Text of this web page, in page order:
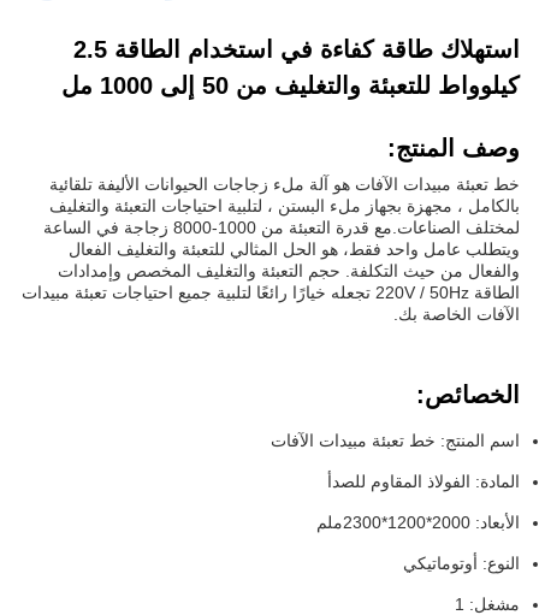
استهلاك طاقة كفاءة في استخدام الطاقة 2.5
كيلوواط للتعبئة والتغليف من 50 إلى 1000 مل
وصف المنتج:
خط تعبئة مبيدات الآفات هو آلة ملء زجاجات الحيوانات الأليفة تلقائية
بالكامل ، مجهزة بجهاز ملء البستن ، لتلبية احتياجات التعبئة والتغليف
لمختلف الصناعات.مع قدرة التعبئة من 1000-8000 زجاجة في الساعة
ويتطلب عامل واحد فقط، هو الحل المثالي للتعبئة والتغليف الفعال
والفعال من حيث التكلفة. حجم التعبئة والتغليف المخصص وإمدادات
الطاقة 220V / 50Hz تجعله خيارًا رائعًا لتلبية جميع احتياجات تعبئة مبيدات
الآفات الخاصة بك.
الخصائص:
اسم المنتج: خط تعبئة مبيدات الآفات
المادة: الفولاذ المقاوم للصدأ
الأبعاد: 2000*1200*2300ملم
النوع: أوتوماتيكي
مشغل: 1